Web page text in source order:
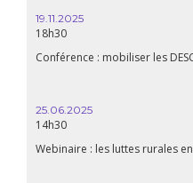
19.11.2025
18h30
Conférence : mobiliser les
25.06.2025
14h30
Webinaire : les luttes rurales